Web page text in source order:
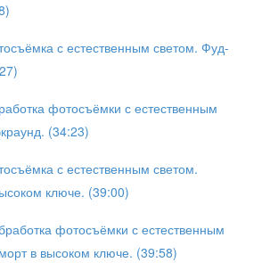
с естественным светом. Фуд-
фотосъёмки с естественным
(34:23)
с естественным светом.
ключе. (39:00)
фотосъёмки с естественным
в высоком ключе. (39:58)